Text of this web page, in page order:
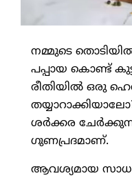
നമ്മുടെ
പപ്പായ കൊണ്ട്
രീതിയിൽ ഒരു
ശർക്കര
ഗുണപ്രദമാണ്.
ആവശ്യമായ